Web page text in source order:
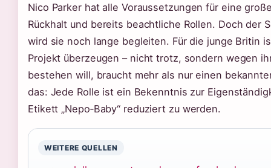
Nico Parker hat alle Voraussetzungen für eine
Rückhalt und bereits beachtliche Rollen. Doch der
wird sie noch lange begleiten. Für die junge Britin
Projekt überzeugen – nicht trotz, sondern wegen
bestehen will, braucht mehr als nur einen
das: Jede Rolle ist ein Bekenntnis zur
Etikett „Nepo‑Baby“ reduziert zu werden.
WEITERE QUELLEN